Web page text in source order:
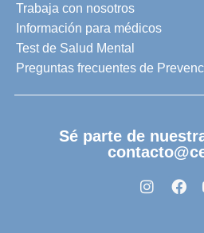
Trabaja con nosotros
Información para médicos
Test de Salud Mental
Preguntas frecuentes de
Sé parte de